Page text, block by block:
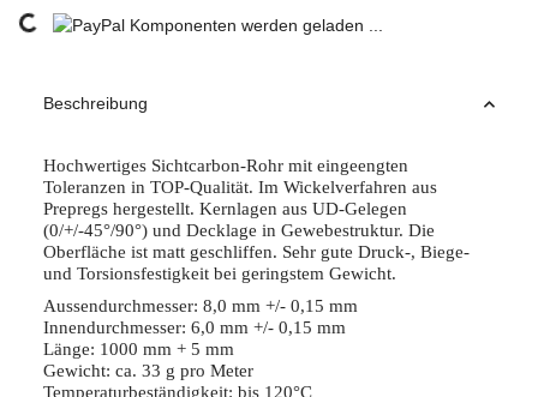
Loading... Komponenten werden geladen ...
Beschreibung
Hochwertiges Sichtcarbon-Rohr mit eingeengten
Toleranzen in TOP-Qualität. Im Wickelverfahren aus
Prepregs hergestellt. Kernlagen aus UD-Gelegen
(0/+/-45°/90°) und Decklage in Gewebestruktur. Die
Oberfläche ist matt geschliffen. Sehr gute Druck-, Biege-
und Torsionsfestigkeit bei geringstem Gewicht.
Aussendurchmesser: 8,0 mm +/- 0,15 mm
Innendurchmesser: 6,0 mm +/- 0,15 mm
Länge: 1000 mm + 5 mm
Gewicht: ca. 33 g pro Meter
Temperaturbeständigkeit: bis 120°C